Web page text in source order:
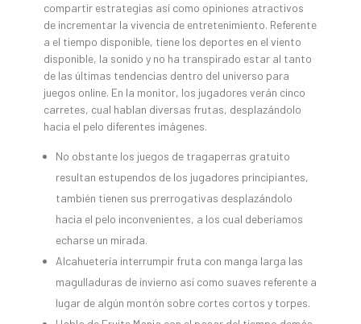
compartir estrategias así­ como opiniones atractivos
de incrementar la vivencia de entretenimiento. Referente
a el tiempo disponible, tiene los deportes en el viento
disponible, la sonido y no ha transpirado estar al tanto
de las últimas tendencias dentro del universo para
juegos online. En la monitor, los jugadores verán cinco
carretes, cual hablan diversas frutas, desplazándolo
hacia el pelo diferentes imágenes.
No obstante los juegos de tragaperras gratuito
resultan estupendos de los jugadores principiantes,
también tienen sus prerrogativas desplazándolo
hacia el pelo inconvenientes, a los cual deberíamos
echarse un mirada.
Alcahuetería interrumpir fruta con manga larga las
magulladuras de invierno así­ como suaves referente a
lugar de algún montón sobre cortes cortos y torpes.